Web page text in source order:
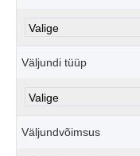
Väljundi tüüp
Väljundvõimsus